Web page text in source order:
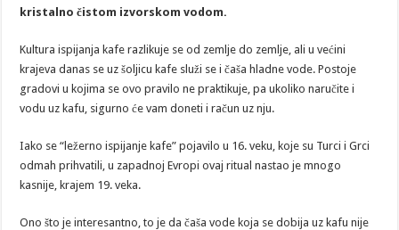
kristalno čistom izvorskom vodom.
Kultura ispijanja kafe razlikuje se od zemlje do zemlje, ali u većini
krajeva danas se uz šoljicu kafe služi se i čaša hladne vode. Postoje
gradovi u kojima se ovo pravilo ne praktikuje, pa ukoliko naručite i
vodu uz kafu, sigurno će vam doneti i račun uz nju.
Iako se “ležerno ispijanje kafe” pojavilo u 16. veku, koje su Turci i Grci
odmah prihvatili, u zapadnoj Evropi ovaj ritual nastao je mnogo
kasnije, krajem 19. veka.
Ono što je interesantno, to je da čaša vode koja se dobija uz kafu nije